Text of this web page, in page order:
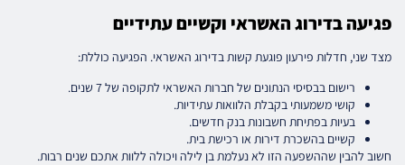
פגיעה בדירוג האשראי וקשיים עתידיים
מצד שני, חדלות פירעון פוגעת קשות בדירוג האשראי. הפגיעה כוללת:
רישום בבסיסי הנתונים של חברות האשראי לתקופה של 7 שנים.
קושי משמעותי בקבלת הלוואות עתידיות.
בעיות בפתיחת חשבונות בנק חדשים.
קשיים בהשכרת דירות או רכישת בית.
חשוב להבין שההשפעה הזו לא נעלמת בן לילה ויכולה ללוות אתכם שנים רבות.